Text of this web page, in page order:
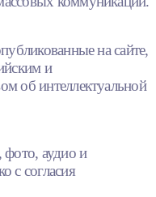
на сайте,
и
об интеллектуальной
фото, аудио и
с согласия